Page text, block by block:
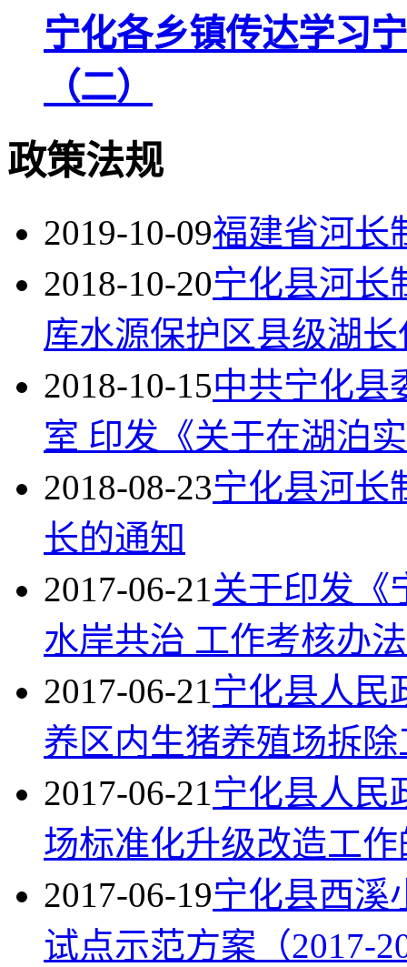
宁化各乡镇传达学习
（二）
政策法规
2019-10-09福建省河长
2018-10-20宁化县河长
库水源保护区县级湖长
2018-10-15中共宁化县
室 印发《关于在湖泊实
2018-08-23宁化县河长
长的通知
2017-06-21关于印发《
水岸共治 工作考核办
2017-06-21宁化县人民
养区内生猪养殖场拆除
2017-06-21宁化县人民
场标准化升级改造工作
2017-06-19宁化县西溪
试点示范方案（2017-